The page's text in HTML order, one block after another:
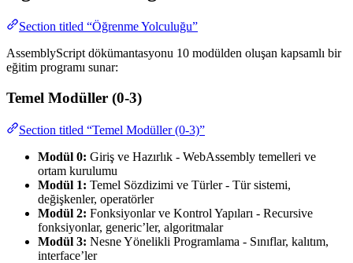
Section titled “Öğrenme Yolculuğu”
AssemblyScript dökümantasyonu 10 modülden oluşan kapsamlı bir
eğitim programı sunar:
Temel Modüller (0-3)
Section titled “Temel Modüller (0-3)”
Modül 0: Giriş ve Hazırlık - WebAssembly temelleri ve
ortam kurulumu
Modül 1: Temel Sözdizimi ve Türler - Tür sistemi,
değişkenler, operatörler
Modül 2: Fonksiyonlar ve Kontrol Yapıları - Recursive
fonksiyonlar, generic’ler, algoritmalar
Modül 3: Nesne Yönelikli Programlama - Sınıflar, kalıtım,
interface’ler